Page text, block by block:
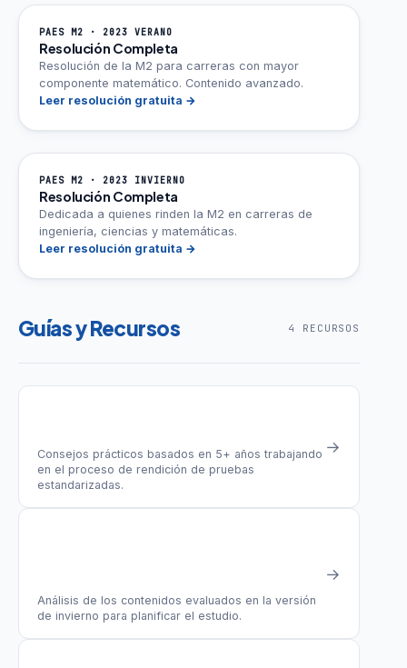
PAES M2 · 2023 VERANO
Resolución Completa
Resolución de la M2 para carreras con mayor
componente matemático. Contenido avanzado.
Leer resolución gratuita →
PAES M2 · 2023 INVIERNO
Resolución Completa
Dedicada a quienes rinden la M2 en carreras de
ingeniería, ciencias y matemáticas.
Leer resolución gratuita →
Guías y Recursos 4 RECURSOS
Consejos prácticos basados en 5+ años trabajando
en el proceso de rendición de pruebas
estandarizadas.
→
Análisis de los contenidos evaluados en la versión
de invierno para planificar el estudio.
→